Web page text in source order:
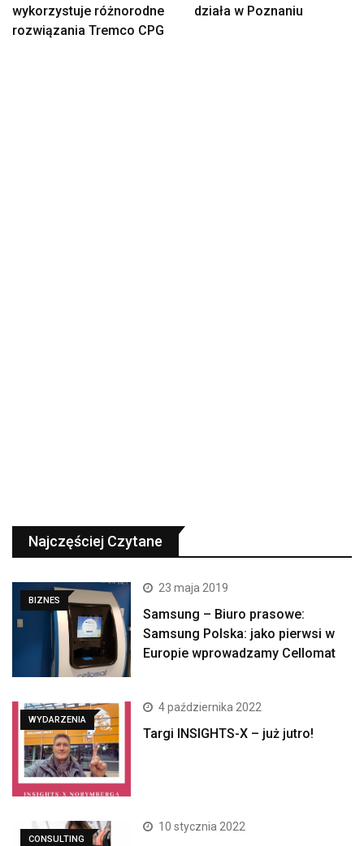
wykorzystuje różnorodne
rozwiązania Tremco CPG
działa w Poznaniu
Najczęściej Czytane
BIZNES
23 maja 2019
Samsung – Biuro prasowe:
Samsung Polska: jako pierwsi w
Europie wprowadzamy Cellomat
WYDARZENIA
4 października 2022
Targi INSIGHTS-X – już jutro!
CONSULTING
10 stycznia 2022